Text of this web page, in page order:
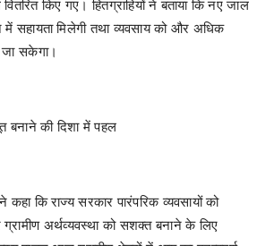
किए गए। हितग्राहियों ने बताया कि नए जाल
सहायता मिलेगी तथा व्यवसाय को और अधिक
जा सकेगा।
बनाने की दिशा में पहल
कहा कि राज्य सरकार पारंपरिक व्यवसायों को
अर्थव्यवस्था को सशक्त बनाने के लिए